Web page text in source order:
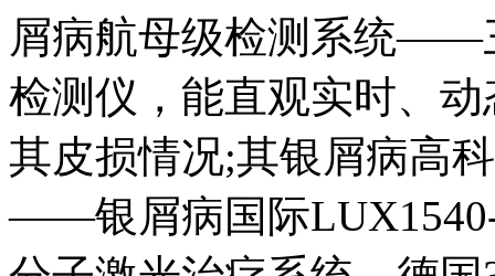
屑病航母级检测系统——
检测仪，能直观实时、
其皮损情况;其银屑病高
——银屑病国际LUX1540-